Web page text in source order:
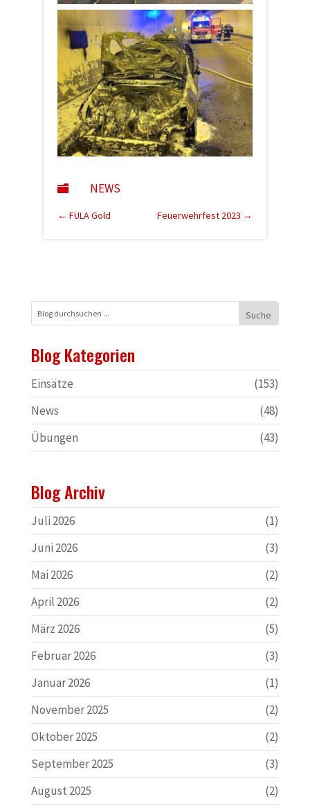
 NEWS
← FULA Gold Feuerwehrfest 2023 →
Blog Kategorien
Einsätze
(153)
News
(48)
Übungen
(43)
Blog Archiv
Juli 2026
(1)
Juni 2026
(3)
Mai 2026
(2)
April 2026
(2)
März 2026
(5)
Februar 2026
(3)
Januar 2026
(1)
November 2025
(2)
Oktober 2025
(2)
September 2025
(3)
August 2025
(2)